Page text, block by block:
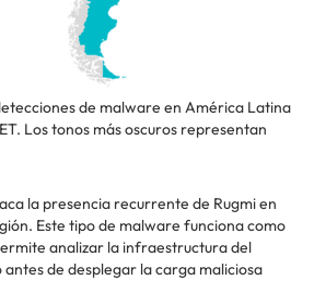
de malware en América Latina
Los tonos más oscuros representan
la presencia recurrente de Rugmi en
Este tipo de malware funciona como
analizar la infraestructura del
de desplegar la carga maliciosa